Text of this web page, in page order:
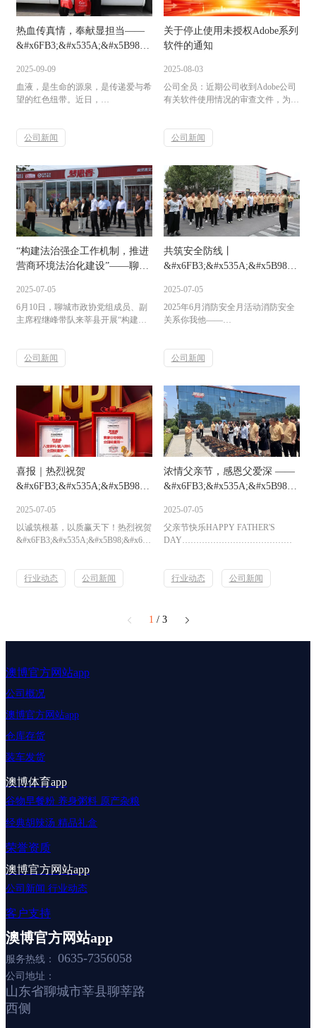
标准预包装食品标签通则）即将于
2...
热血传真情，奉献显担当——
2025-09-09
血液，是生命的源泉，是传递爱与希
望的红色纽带。近日，
活动，用爱心为生命助力，展现了企
业的社会责任感和员工的高尚品德。
&#x6FB3;&#x535A;&#x5B98;&#x65B9;&#x7F51;&#x7AD9;&#97;&#112;&#112;
发布了无偿献血倡议书后，如同一颗
爱的种子，在公司内部迅速生根发
芽。员工们纷纷积极响应，短短时间
内，便有三十多位员工自愿报名参
与。他们来自公司不同的岗位，却有
着共同的爱心和奉献精神。其中，特
别值得一提的是，三位女生...
公司新闻
关于停止使用未授权Adobe系列
软件的通知
2025-08-03
公司全员：近期公司收到Adobe公司
有关软件使用情况的审查文件，为尊
题，根据《中华人民共和国著作权
法》、《中华人民共和国计算机软件
件管理办法》等相关规定，现通知如
下：1、如存在使用未授权Adobe系
列软件（例如：Photoshop、
Illustrator、Premiere、Acrobat、
Drea...
公司新闻
“构建法治强企工作机制，推进
营商环境法治化建设”——聊城
2025-07-05
6月10日，聊城市政协党组成员、副
主席程继峰带队来莘县开展“构建法
党组书记、主席孙孟花，县司法局党
组书记、局长张义蓬，县政协党组成
&#x6FB3;&#x535A;&#x5B98;&#x65B9;&#x7F51;&#x7AD9;&#97;&#112;&#112;
副总经理王瑞江全程陪同，并针对公
司基本情况以及公司在法治建设方面
的工作做了详细介绍。程继峰一行，
通过在
&#x6FB3;&#x535A;&#x5B98;&#x65B9;&#x7F51;&#x7AD9;&#97;&#112;&#112;
展厅、会议室、中控室、研发品控等
厂区的实地察...
公司新闻
共筑安全防线丨
2025-07-05
2025年6月消防安全月活动消防安全
关系你我他——
防安全意识和应急处理能力，
主题活动。此次活动专门设置了消防
演练操作环节，让员工们在轻松愉快
的氛围中学习消防知识，增强团队协
作能力。PART.01操作技巧讲解近年
来，公司高度重视安全生产工作，通
过多种形式的培训和演练，不断提升
员工的安全意识和应急处理能力...
公司新闻
喜报｜热烈祝贺
2025-07-05
以诚筑根基，以质赢天下！热烈祝贺
&#x6FB3;&#x535A;&#x5B98;&#x65B9;&#x7F51;&#x7AD9;&#97;&#112;&#112;
****双项桂冠！这一成绩，是消费者
用舌尖投出的信任票，更是对“诚信
流水线上的匠心，舌尖上的温暖，
以一碗粥的温度，书写国民品牌的荣
停，继续为千万幸福家庭添香助力！
行业动态 公司新闻
浓情父亲节，感恩父爱深 ——
题活动
2025-07-05
父亲节快乐HAPPY FATHER'S
大而又深沉我们爱您！爸爸！祝您父
亲节快乐！01今天是父亲节，为了表
福利。此次活动不仅让员工感受到了
行业动态 公司新闻
1 / 3
澳博官方网站app
公司概况
澳博官方网站app
仓库存货
装车发货
澳博体育app
谷物早餐粉 养身粥料 原产杂粮
经典胡辣汤 精品礼盒
荣誉资质
澳博官方网站app
公司新闻 行业动态
客户支持
澳博官方网站app
服务热线： 0635-7356058
公司地址：
山东省聊城市莘县聊莘路
西侧